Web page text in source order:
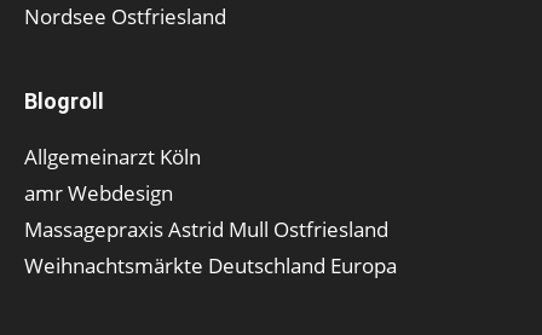
Nordsee Ostfriesland
Blogroll
Allgemeinarzt Köln
amr Webdesign
Massagepraxis Astrid Mull Ostfriesland
Weihnachtsmärkte Deutschland Europa